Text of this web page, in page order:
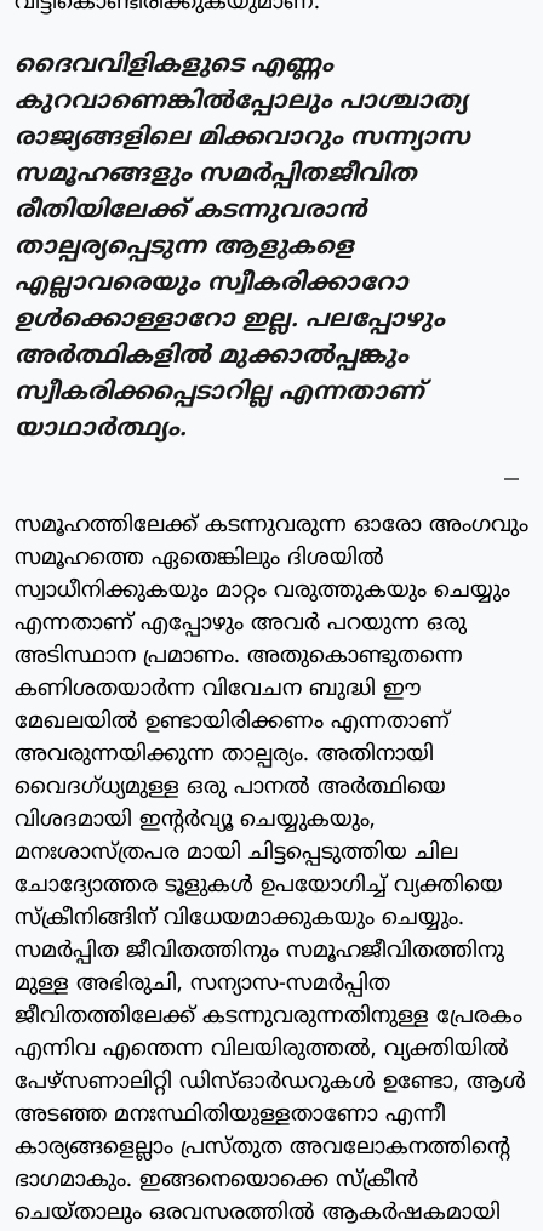
ദൈവവിളികളുടെ എണ്ണം
കുറവാണെങ്കിൽപ്പോലും പാശ്ചാത്യ
രാജ്യങ്ങളിലെ മിക്കവാറും സന്ന്യാസ
സമൂഹങ്ങളും സമർപ്പിതജീവിത
രീതിയിലേക്ക് കടന്നുവരാൻ
താല്പര്യപ്പെടുന്ന ആളുകളെ
എല്ലാവരെയും സ്വീകരിക്കാറോ
ഉൾക്കൊള്ളാറോ ഇല്ല. പലപ്പോഴും
അർത്ഥികളിൽ മുക്കാൽപ്പങ്കും
സ്വീകരിക്കപ്പെടാറില്ല എന്നതാണ്
യാഥാർത്ഥ്യം.
സമൂഹത്തിലേക്ക് കടന്നുവരുന്ന ഓരോ അംഗവും
സമൂഹത്തെ ഏതെങ്കിലും ദിശയിൽ
സ്വാധീനിക്കുകയും മാറ്റം വരുത്തുകയും ചെയ്യും
എന്നതാണ് എപ്പോഴും അവർ പറയുന്ന ഒരു
അടിസ്ഥാന പ്രമാണം. അതുകൊണ്ടുതന്നെ
കണിശതയാർന്ന വിവേചന ബുദ്ധി ഈ
മേഖലയിൽ ഉണ്ടായിരിക്കണം എന്നതാണ്
അവരുന്നയിക്കുന്ന താല്പര്യം. അതിനായി
വൈദഗ്ധ്യമുള്ള ഒരു പാനൽ അർത്ഥിയെ
വിശദമായി ഇന്റർവ്യൂ ചെയ്യുകയും,
മനഃശാസ്ത്രപര മായി ചിട്ടപ്പെടുത്തിയ ചില
ചോദ്യോത്തര ടൂളുകൾ ഉപയോഗിച്ച് വ്യക്തിയെ
സ്‌ക്രീനിങ്ങിന് വിധേയമാക്കുകയും ചെയ്യും.
സമർപ്പിത ജീവിതത്തിനും സമൂഹജീവിതത്തിനു
മുള്ള അഭിരുചി, സന്യാസ-സമർപ്പിത
ജീവിതത്തിലേക്ക് കടന്നുവരുന്നതിനുള്ള പ്രേരകം
എന്നിവ എന്തെന്ന വിലയിരുത്തൽ, വ്യക്തിയിൽ
പേഴ്‌സണാലിറ്റി ഡിസ്ഓർഡറുകൾ ഉണ്ടോ, ആൾ
അടഞ്ഞ മനഃസ്ഥിതിയുള്ളതാണോ എന്നീ
കാര്യങ്ങളെല്ലാം പ്രസ്തുത അവലോകനത്തിന്റെ
ഭാഗമാകും. ഇങ്ങനെയൊക്കെ സ്‌ക്രീൻ
ചെയ്താലും ഒരവസരത്തിൽ ആകർഷകമായി